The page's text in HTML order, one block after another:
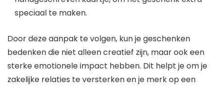
speciaal te maken.
Door deze aanpak te volgen, kun je geschenken
bedenken die niet alleen creatief zijn, maar ook een
sterke emotionele impact hebben. Dit helpt je om je
zakelijke relaties te versterken en je merk op een